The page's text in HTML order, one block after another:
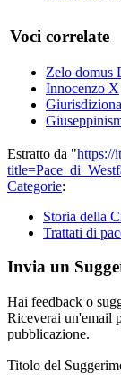
Voci correlate
Zelo domus
Innocenzo X
Estratto da "https://
Categorie:
Storia della
Trattati di
Invia un
Hai feedback o
Riceverai un'email
pubblicazione.
Titolo del